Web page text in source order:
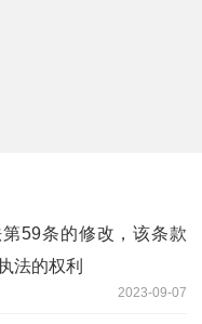
59条的修改，该条款
法的权利
2023-09-07